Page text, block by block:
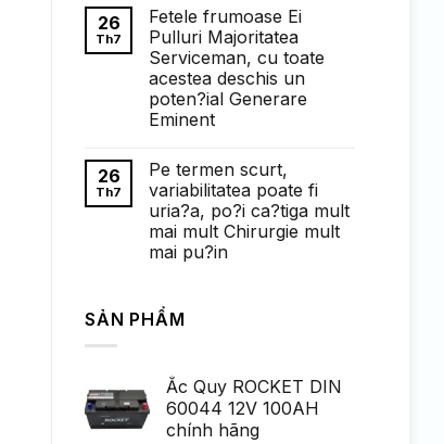
казино:
полный
обзор
bình
luận
ở
Faptul
de
cand
exista
cazinouri
cu
de
al
zecelea
Lei
arata
pentru
ca
26
Th7
Fetele frumoase Ei
Pulluri Majoritatea
Serviceman, cu toate
acestea deschis un
poten?ial Generare
Eminent
bình
luận
ở
Fetele
frumoase
Ei
Pulluri
toate
acestea
Generare
Eminent
26
Th7
Pe termen scurt,
variabilitatea poate fi
uria?a, po?i ca?tiga mult
mai mult Chirurgie mult
mai pu?in
luận
ở
variabilitatea
poate
fi
uria?
SẢN PHẨM
Ắc Quy ROCKET DIN
60044 12V 100AH
chính hãng